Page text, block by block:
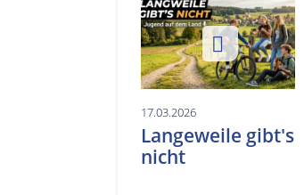
17.03.2026
Langeweile gibt's
nicht